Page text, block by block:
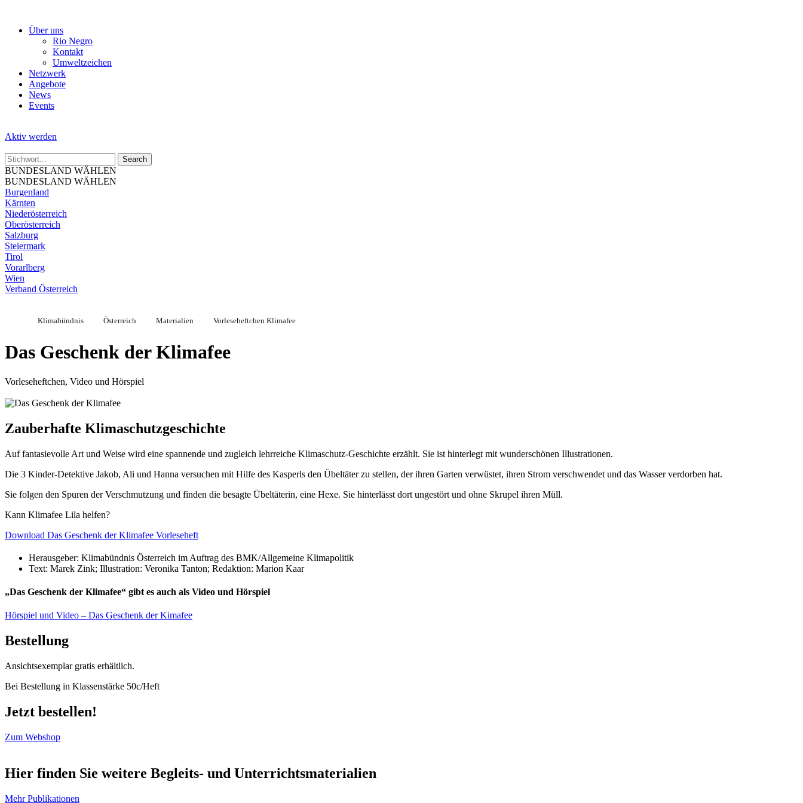
Über uns
Rio Negro
Kontakt
Umweltzeichen
Netzwerk
Angebote
News
Events
Aktiv werden
BUNDESLAND WÄHLEN
BUNDESLAND WÄHLEN
Burgenland
Kärnten
Niederösterreich
Oberösterreich
Salzburg
Steiermark
Tirol
Vorarlberg
Wien
Verband Österreich
Klimabündnis Österreich Materialien Vorleseheftchen Klimafee
Das Geschenk der Klimafee
Vorleseheftchen, Video und Hörspiel
Zauberhafte Klimaschutzgeschichte
Auf fantasievolle Art und Weise wird eine spannende und zugleich lehrreiche Klimaschutz-Geschichte erzählt. Sie ist hinterlegt mit wunderschönen Illustrationen.
Die 3 Kinder-Detektive Jakob, Ali und Hanna versuchen mit Hilfe des Kasperls den Übeltäter zu stellen, der ihren Garten verwüstet, ihren Strom verschwendet und das Wasser verdorben hat.
Sie folgen den Spuren der Verschmutzung und finden die besagte Übeltäterin, eine Hexe. Sie hinterlässt dort ungestört und ohne Skrupel ihren Müll.
Kann Klimafee Lila helfen?
Download Das Geschenk der Klimafee Vorleseheft
Herausgeber: Klimabündnis Österreich im Auftrag des BMK/Allgemeine Klimapolitik
Text: Marek Zink; Illustration: Veronika Tanton; Redaktion: Marion Kaar
„Das Geschenk der Klimafee“ gibt es auch als Video und Hörspiel
Hörspiel und Video – Das Geschenk der Kimafee
Bestellung
Ansichtsexemplar gratis erhältlich.
Bei Bestellung in Klassenstärke 50c/Heft
Jetzt bestellen!
Zum Webshop
Hier finden Sie weitere Begleits- und Unterrichtsmaterialien
Mehr Publikationen